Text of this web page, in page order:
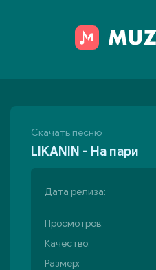
Скачать песню
LIKANIN - На пари
Дата релиза:
Просмотров:
Качество:
Размер: